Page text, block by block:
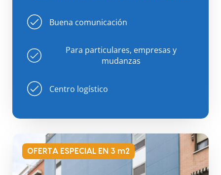
Buena comunicación
Para particulares, empresas y
mudanzas
Centro logístico
OFERTA ESPECIAL EN 3 m2